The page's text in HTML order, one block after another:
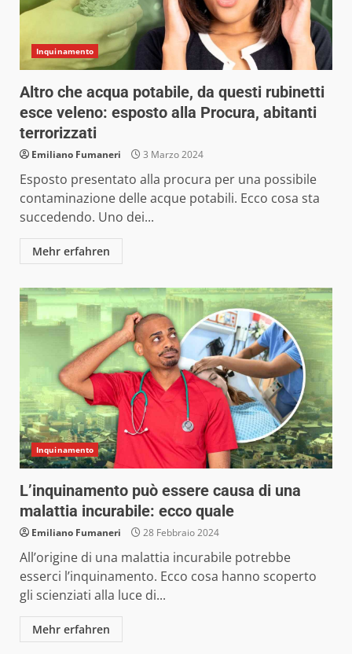
Inquinamento
Altro che acqua potabile, da questi rubinetti
esce veleno: esposto alla Procura, abitanti
terrorizzati
Emiliano Fumaneri 3 Marzo 2024
Esposto presentato alla procura per una possibile
contaminazione delle acque potabili. Ecco cosa sta
succedendo. Uno dei...
Mehr erfahren
Inquinamento
L’inquinamento può essere causa di una
malattia incurabile: ecco quale
Emiliano Fumaneri 28 Febbraio 2024
All’origine di una malattia incurabile potrebbe
esserci l’inquinamento. Ecco cosa hanno scoperto
gli scienziati alla luce di...
Mehr erfahren